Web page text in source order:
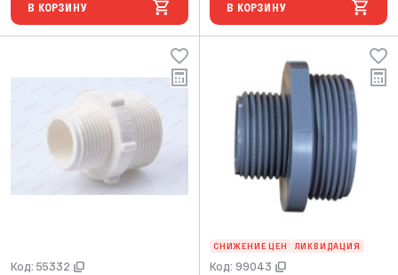
В КОРЗИНУ В КОРЗИНУ
Код: 55332
СНИЖЕНИЕ ЦЕН ЛИКВИДАЦИЯ
Код: 99043